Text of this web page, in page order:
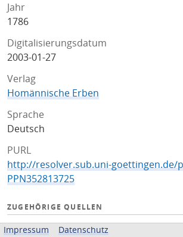
Jahr
1786
Digitalisierungsdatum
2003-01-27
Verlag
Homännische Erben
Sprache
Deutsch
PURL
http://resolver.sub.uni-goettingen.de/
PPN352813725
ZUGEHÖRIGE QUELLEN
OPAC
Impressum Datenschutz